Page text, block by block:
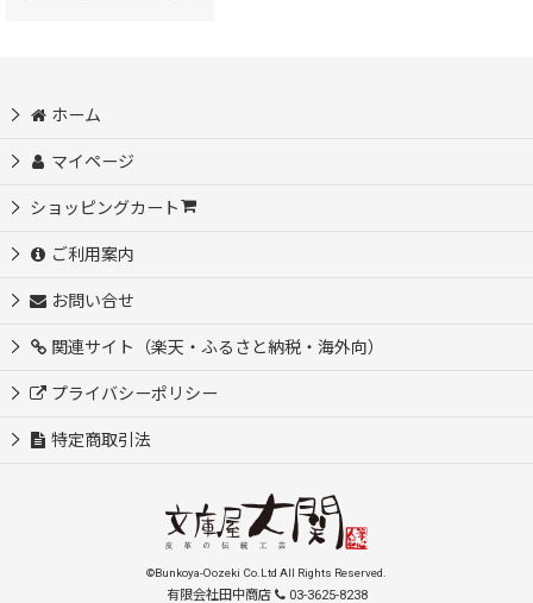
ホーム
マイページ
ショッピングカート
ご利用案内
お問い合せ
関連サイト（楽天・ふるさと納税・海外向）
プライバシーポリシー
特定商取引法
©Bunkoya-Oozeki Co.Ltd All Rights Reserved.
有限会社田中商店 03-3625-8238